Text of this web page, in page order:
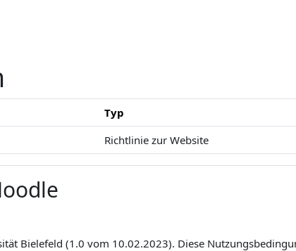
Typ
Richtlinie zur Website
Bielefeld (1.0 vom 10.02.2023). Diese